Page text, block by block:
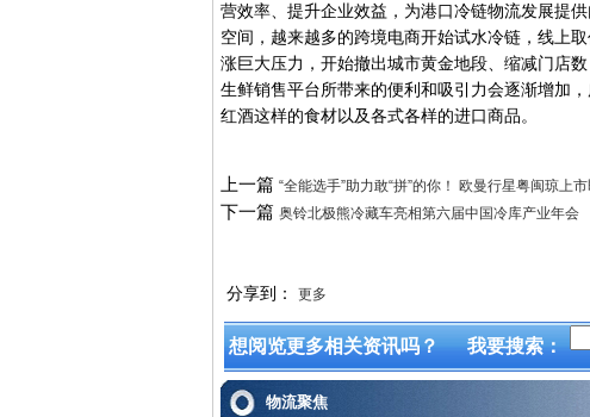
营效率、提升企业效益，为港口冷链物流发展提
空间，越来越多的跨境电商开始试水冷链，线上
涨巨大压力，开始撤出城市黄金地段、缩减门店
生鲜销售平台所带来的便利和吸引力会逐渐增加
红酒这样的食材以及各式各样的进口商品。
上一篇 “全能选手”助力敢“拼”的你！ 欧曼行星粤闽琼上
下一篇 奥铃北极熊冷藏车亮相第六届中国冷库产业年会
分享到： 更多
想阅览更多相关资讯吗？ 我要搜索：
物流聚焦